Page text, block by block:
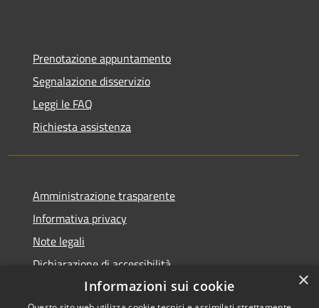
Prenotazione appuntamento
Segnalazione disservizio
Leggi le FAQ
Richiesta assistenza
Amministrazione trasparente
Informativa privacy
Note legali
Dichiarazione di accessibilità
×
Informazioni sui cookie